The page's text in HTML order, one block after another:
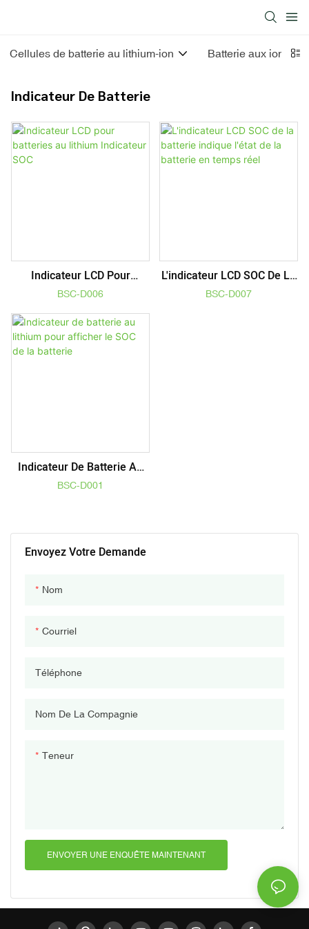
Cellules de batterie au lithium-ion Batterie aux ions
Indicateur De Batterie
Envoyez Votre Demande
Nom
Courriel
Téléphone
Nom De La Compagnie
Teneur
ENVOYER UNE ENQUÊTE MAINTENANT
Indicateur LCD Pour
Batteries Au Lithium
BSC-D006
L'indicateur LCD SOC De La
Batterie Indique L'état De
BSC-D007
Indicateur De Batterie Au
Lithium Pour Afficher Le
BSC-D001